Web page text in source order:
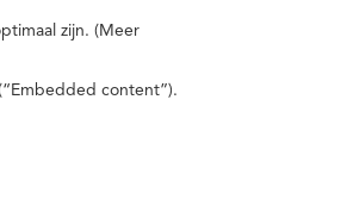
zijn. (Meer
content”).